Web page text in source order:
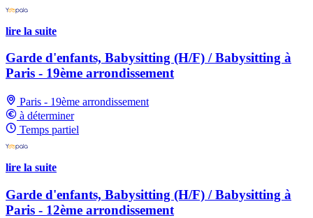
lire la suite
Garde d'enfants, Babysitting (H/F) / Babysitting à
Paris - 19ème arrondissement
Paris - 19ème arrondissement
à déterminer
Temps partiel
lire la suite
Garde d'enfants, Babysitting (H/F) / Babysitting à
Paris - 12ème arrondissement